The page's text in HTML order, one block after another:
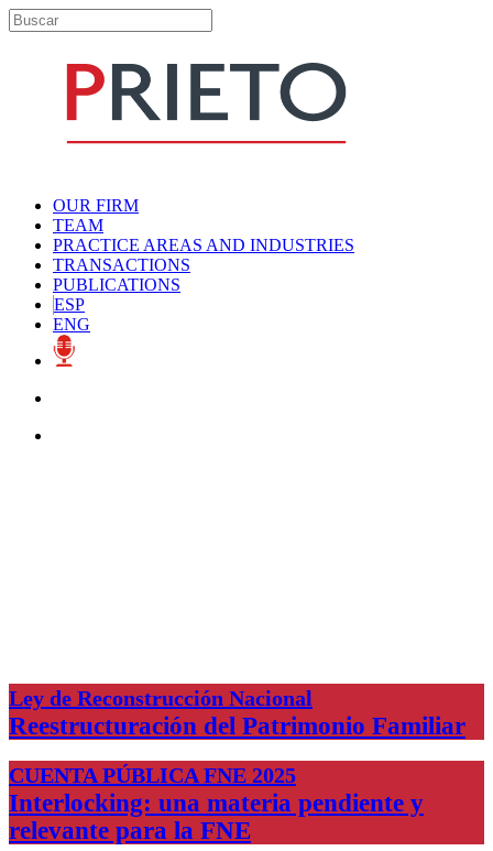
OUR FIRM
TEAM
PRACTICE AREAS AND INDUSTRIES
TRANSACTIONS
PUBLICATIONS
ESP
ENG
Ley de Reconstrucción Nacional
Reestructuración del Patrimonio Familiar
CUENTA PÚBLICA FNE 2025
Interlocking: una materia pendiente y
relevante para la FNE